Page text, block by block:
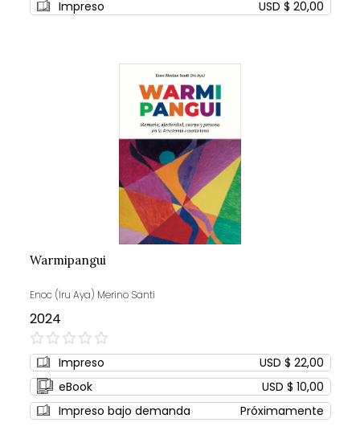
Impreso USD $ 20,00
Warmipangui
Enoc (Iru Aya) Merino Santi
2024
0%
Impreso
USD $ 22,00
eBook
USD $ 10,00
Impreso bajo demanda
Próximamente